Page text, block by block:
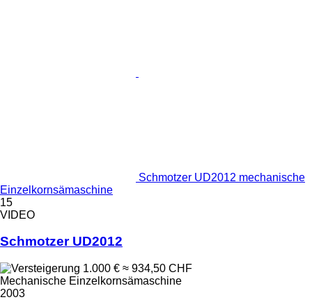
Schmotzer UD2012 mechanische
Einzelkornsämaschine
15
VIDEO
Schmotzer UD2012
1.000 € ≈ 934,50 CHF
Mechanische Einzelkornsämaschine
2003